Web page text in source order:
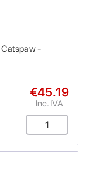
Catspaw -
€45.19
Inc. IVA